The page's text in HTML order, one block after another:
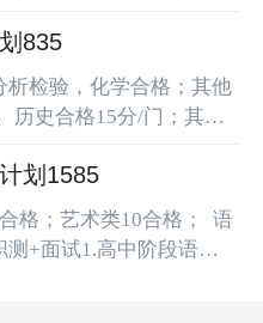
（满100）面试+职测
考生的个人修养、知识结
专业形象、表达沟通、
场开放式问答形式为主
专科学校 计划835
析检验，化学合格；其他
历史合格15分/门；其他
为选择题与判断题，满
考试(100米、立定三级
球)与体育技能成绩认定
试为60分，体育技能成
江苏农林职业技术学院 计划1585
；艺术类10合格； 语
+面试1.高中阶段语